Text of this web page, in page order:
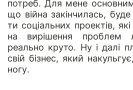
потреб. Для мене
що війна закінчилась,
ти соціальних проектів,
на вирішення
реально круто. Ну і далі
свій бізнес, який
ногу.